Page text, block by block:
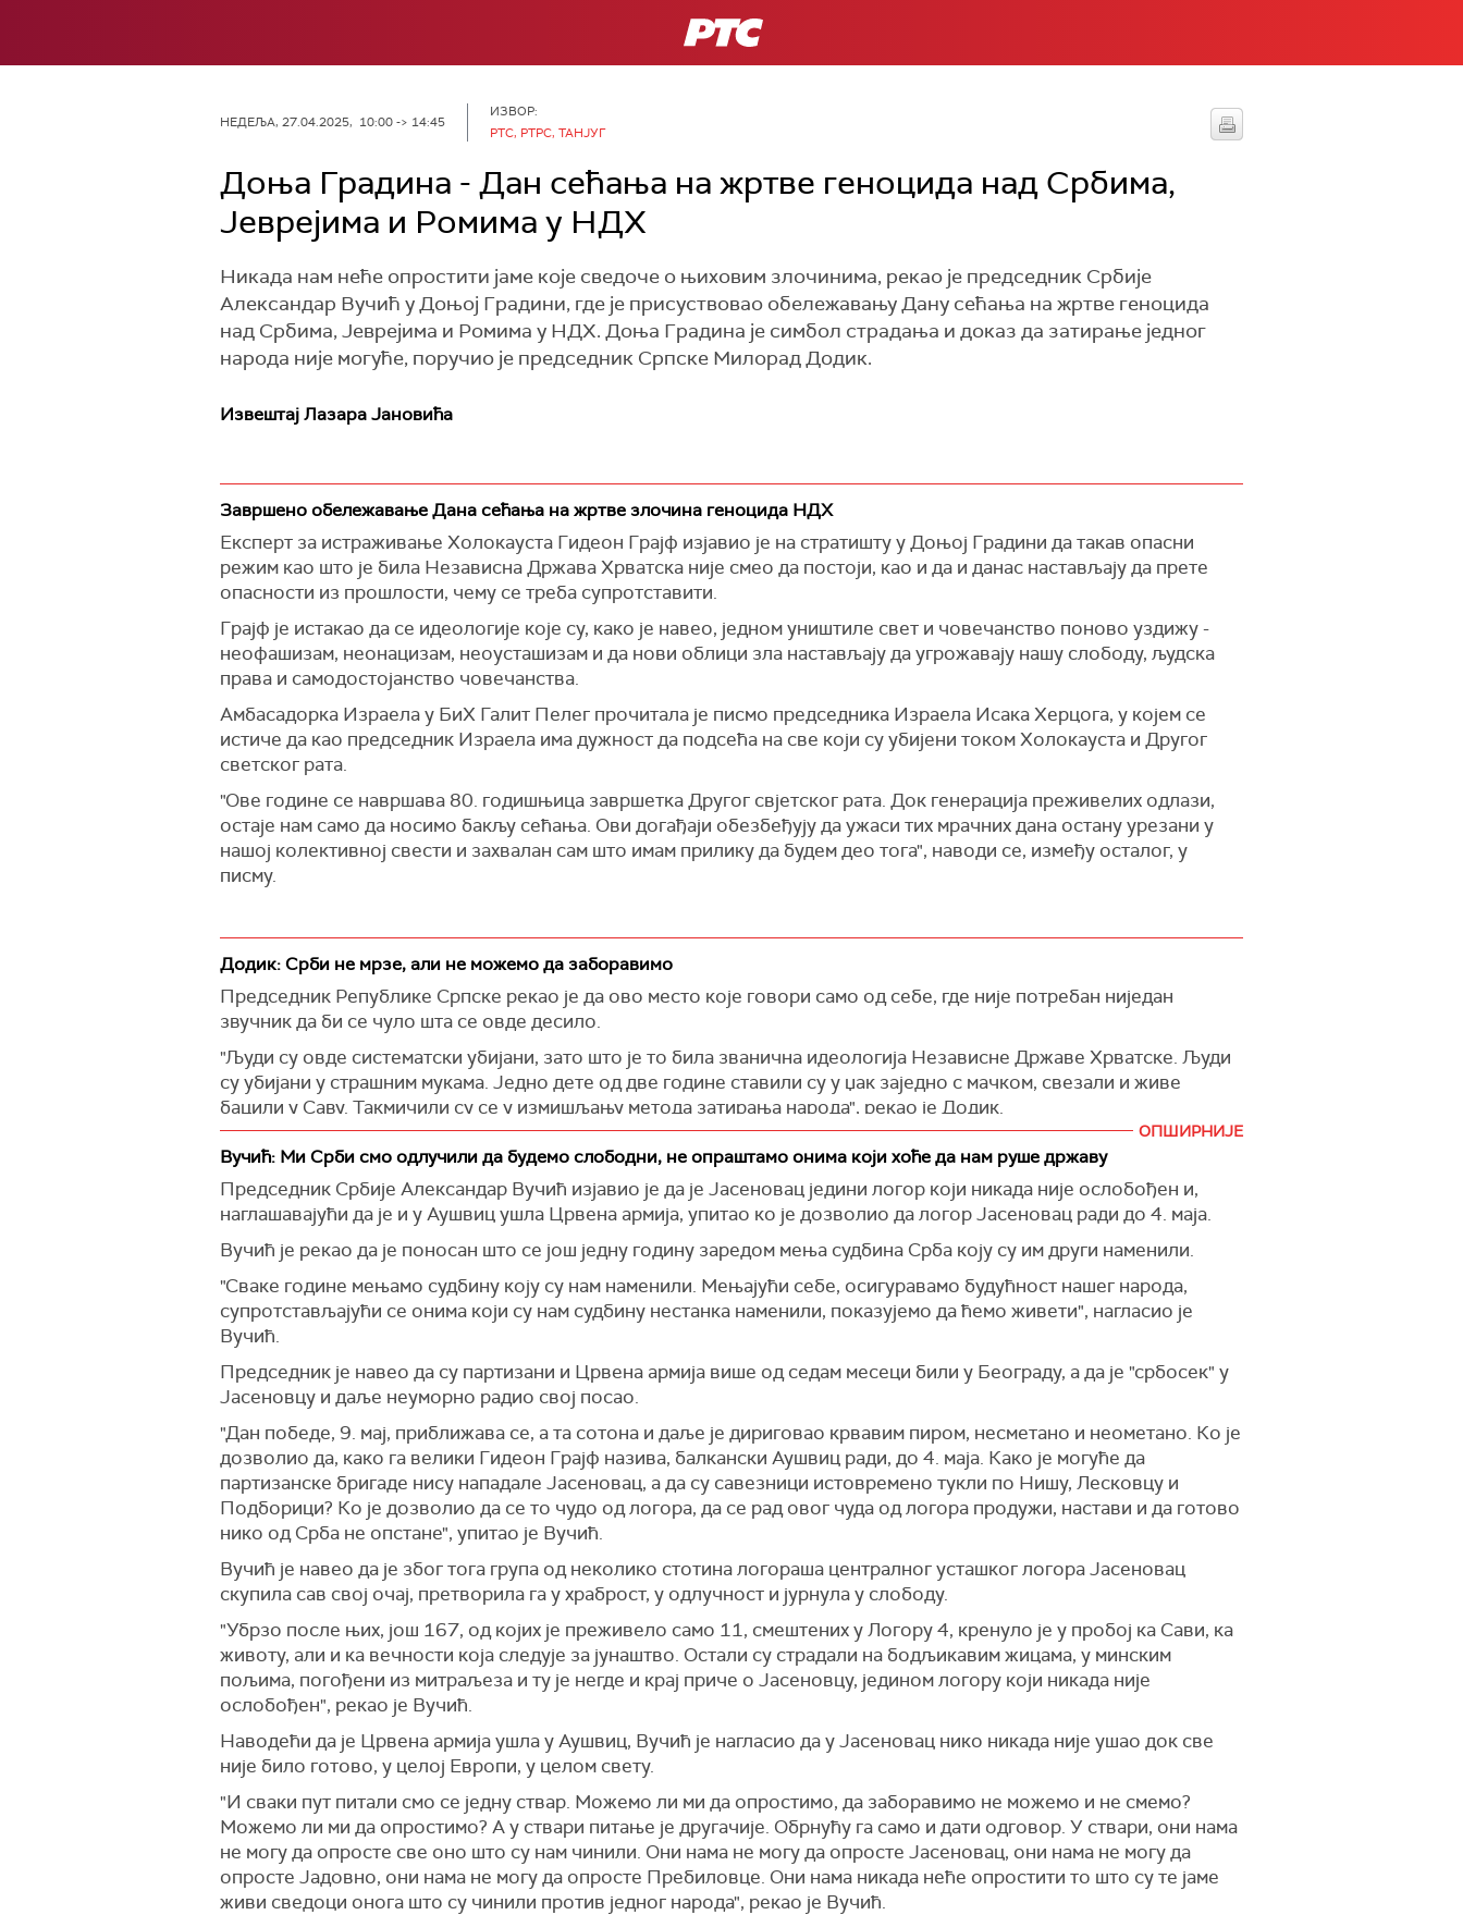
РТС
НЕДЕЉА, 27.04.2025, 10:00 -> 14:45
ИЗВОР:
РТС, РТРС, ТАНЈУГ
Доња Градина - Дан сећања на жртве геноцида над Србима,
Јеврејима и Ромима у НДХ
Никада нам неће опростити јаме које сведоче о њиховим злочинима, рекао је председник Србије
Александар Вучић у Доњој Градини, где је присуствовао обележавању Дану сећања на жртве геноцида
над Србима, Јеврејима и Ромима у НДХ. Доња Градина је симбол страдања и доказ да затирање једног
народа није могуће, поручио је председник Српске Милорад Додик.
Извештај Лазара Јановића
Завршено обележавање Дана сећања на жртве злочина геноцида НДХ
Експерт за истраживање Холокауста Гидеон Грајф изјавио је на стратишту у Доњој Градини да такав опасни
режим као што је била Независна Држава Хрватска није смео да постоји, као и да и данас настављају да прете
опасности из прошлости, чему се треба супротставити.
Грајф је истакао да се идеологије које су, како је навео, једном уништиле свет и човечанство поново уздижу -
неофашизам, неонацизам, неоусташизам и да нови облици зла настављају да угрожавају нашу слободу, људска
права и самодостојанство човечанства.
Амбасадорка Израела у БиХ Галит Пелег прочитала је писмо председника Израела Исака Херцога, у којем се
истиче да као председник Израела има дужност да подсећа на све који су убијени током Холокауста и Другог
светског рата.
"Ове године се навршава 80. годишњица завршетка Другог свјетског рата. Док генерација преживелих одлази,
остаје нам само да носимо бакљу сећања. Ови догађаји обезбеђују да ужаси тих мрачних дана остану урезани у
нашој колективној свести и захвалан сам што имам прилику да будем део тога", наводи се, између осталог, у
писму.
Додик: Срби не мрзе, али не можемо да заборавимо
Председник Републике Српске рекао је да ово место које говори само од себе, где није потребан ниједан
звучник да би се чуло шта се овде десило.
"Људи су овде систематски убијани, зато што је то била званична идеологија Независне Државе Хрватске. Људи
су убијани у страшним мукама. Једно дете од две године ставили су у џак заједно с мачком, свезали и живе
бацили у Саву. Такмичили су се у измишљању метода затирања народа", рекао је Додик.
Истако је да је Јасеновац, Доња Градина симбол страдања, које сведочи о систематском убијању и томе да
постоје монструми који су хтели да затру цео један народ, али да је данашње окупљање доказ да то није могуће.
Рекао је да Срби не мрзе, али да не могу да забораве.
Он је навео да већински народ стоји иза слободе, мира и уређене државе Републике Српске и Србије и да многи
у региону желе слабу Србију.
"Можете да смишљате колико хоћете судова и казамата, али нећете уништити народни зов - да буде јединствен,
не на штету било кога. Овај народ заслужује да има јединствену државу, јединствену веру", рекао је Додик.
Он је указао и да данас треба стати уз Јевреје у одбрани њихове слободе и државе.
"Морамо бити заједно са нашим пријатељима страдалницима Јеврејима у одбрани њихове слободе и државе.
Готово идентично окружење и циљеви. Ништа друго не видимо у ономе што је радио Хамас него оно што су нама
радили на Озрену, секли нам главе, а онда приказивали у западним медијима да су то главе које су Срби одсекли.
На лажном наративу су правили планове како би оштетили нас", рекао је Додик.
Истакао је да данас мора бити послата подршка Израелу и јеврејском народу за истрајавање у њиховој борби за
државу и нацију.
ОПШИРНИЈЕ
Вучић: Ми Срби смо одлучили да будемо слободни, не опраштамо онима који хоће да нам руше државу
Председник Србије Александар Вучић изјавио је да је Јасеновац једини логор који никада није ослобођен и,
наглашавајући да је и у Аушвиц ушла Црвена армија, упитао ко је дозволио да логор Јасеновац ради до 4. маја.
Вучић је рекао да је поносан што се још једну годину заредом мења судбина Срба коју су им други наменили.
"Сваке године мењамо судбину коју су нам наменили. Мењајући себе, осигуравамо будућност нашег народа,
супротстављајући се онима који су нам судбину нестанка наменили, показујемо да ћемо живети", нагласио је
Вучић.
Председник је навео да су партизани и Црвена армија више од седам месеци били у Београду, а да је "србосек" у
Јасеновцу и даље неуморно радио свој посао.
"Дан победе, 9. мај, приближава се, а та сотона и даље је дириговао крвавим пиром, несметано и неометано. Ко је
дозволио да, како га велики Гидеон Грајф назива, балкански Аушвиц ради, до 4. маја. Како је могуће да
партизанске бригаде нису нападале Јасеновац, а да су савезници истовремено тукли по Нишу, Лесковцу и
Подборици? Ко је дозволио да се то чудо од логора, да се рад овог чуда од логора продужи, настави и да готово
нико од Срба не опстане", упитао је Вучић.
Вучић је навео да је због тога група од неколико стотина логораша централног усташког логора Јасеновац
скупила сав свој очај, претворила га у храброст, у одлучност и јурнула у слободу.
"Убрзо после њих, још 167, од којих је преживело само 11, смештених у Логору 4, кренуло је у пробој ка Сави, ка
животу, али и ка вечности која следује за јунаштво. Остали су страдали на бодљикавим жицама, у минским
пољима, погођени из митраљеза и ту је негде и крај приче о Јасеновцу, једином логору који никада није
ослобођен", рекао је Вучић.
Наводећи да је Црвена армија ушла у Аушвиц, Вучић је нагласио да у Јасеновац нико никада није ушао док све
није било готово, у целој Европи, у целом свету.
"И сваки пут питали смо се једну ствар. Можемо ли ми да опростимо, да заборавимо не можемо и не смемо?
Можемо ли ми да опростимо? А у ствари питање је другачије. Обрнућу га само и дати одговор. У ствари, они нама
не могу да опросте све оно што су нам чинили. Они нама не могу да опросте Јасеновац, они нама не могу да
опросте Јадовно, они нама не могу да опросте Пребиловце. Они нама никада неће опростити то што су те јаме
живи сведоци онога што су чинили против једног народа", рекао је Вучић.